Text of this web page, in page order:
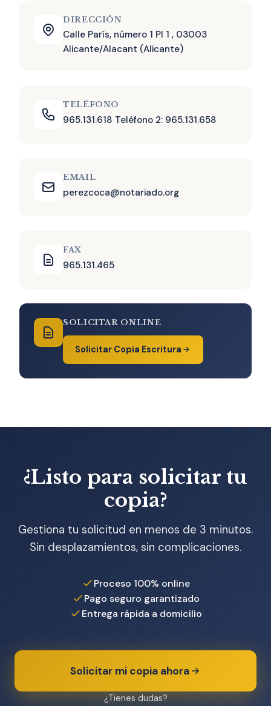
DIRECCIÓN
Calle París, número 1 Pl 1 , 03003
Alicante/Alacant (Alicante)
TELÉFONO
965.131.618 Teléfono 2: 965.131.658
EMAIL
perezcoca@notariado.org
FAX
965.131.465
SOLICITAR ONLINE
Solicitar Copia Escritura
¿Listo para solicitar tu
copia?
Gestiona tu solicitud en menos de 3 minutos.
Sin desplazamientos, sin complicaciones.
Proceso 100% online
Pago seguro garantizado
Entrega rápida a domicilio
Solicitar mi copia ahora
¿Tienes dudas?